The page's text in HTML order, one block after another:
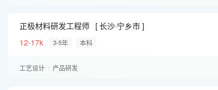
正极材料研发工程师
长沙·宁乡市
12-17k
3-5年 本科
工艺设计 产品研发